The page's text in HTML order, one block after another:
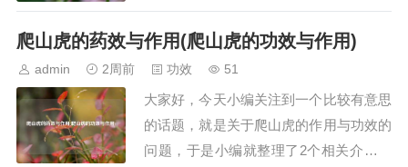
绍红酒的功效与作用是什么的解答，让我
们一起看看吧。文章目录：喝红酒的好处
为什么你要每天坚持喝一杯红酒?一、喝
红酒的好处喝红酒的好处主要包括补充营
养、产生保健效果、美容养颜以及促进睡
眠，具体如下…
爬山虎的药效与作用(爬山虎的功效与作用)
admin 2周前 功效 51
大家好，今天小编关注到一个比较有意思
的话题，就是关于爬山虎的作用与功效的
问题，于是小编就整理了2个相关介绍爬